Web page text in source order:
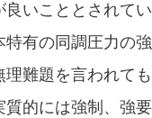
良いこととされて
有の同調圧力の
難題を言われて
質的には強制、強